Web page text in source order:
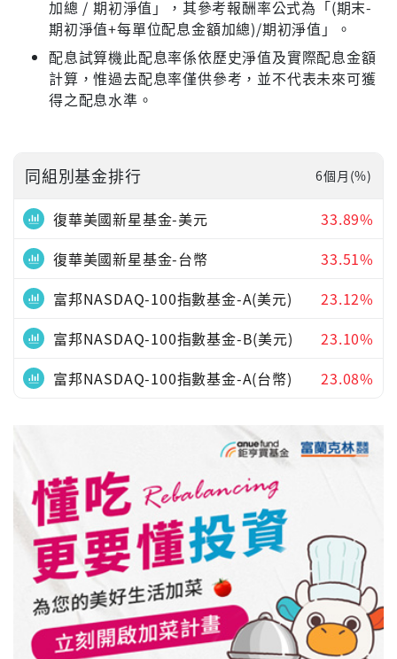
加總 / 期初淨值」，其參考報酬率公式為「(期末-
期初淨值+每單位配息金額加總)/期初淨值」。
配息試算機此配息率係依歷史淨值及實際配息金額
計算，惟過去配息率僅供參考，並不代表未來可獲
得之配息水準。
同組別基金排行 6個月(%)
復華美國新星基金-美元
33.89%
復華美國新星基金-台幣
33.51%
富邦NASDAQ-100指數基金-A(美元)
23.12%
富邦NASDAQ-100指數基金-B(美元)
23.10%
富邦NASDAQ-100指數基金-A(台幣)
23.08%